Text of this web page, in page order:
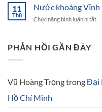
11
Th8
Nước khoáng Vĩnh
Chức năng bình luận bị tắtở
PHẢN HỒI GẦN ĐÂY
Vũ Hoàng TrọngtrongĐại
Hồ Chí Minh